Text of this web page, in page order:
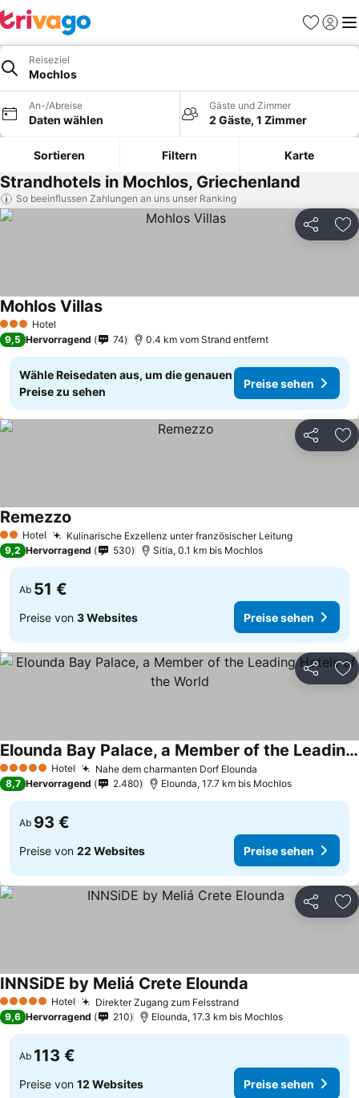
Favoriten
Reiseziel
Mochlos
An-/Abreise
Daten wählen
Gäste und Zimmer
2 Gäste, 1 Zimmer
Sortieren Filtern Karte
Strandhotels in Mochlos, Griechenland
So beeinflussen Zahlungen an uns unser Ranking
Teilen
3 SterneHotel
Mohlos Villas
9,5 Hervorragend 74 0.4 km vom Strand entfernt
Wähle Reisedaten aus, um die genauen
Preise zu sehen
Preise sehen
Teilen
2 Sterne
Hotel Kulinarische Exzellenz unter französischer Leitung
Remezzo
9,2 Hervorragend 530 Sitia, 0.1 km bis Mochlos
Ab 51 €
Preise von 3 Websites Preise sehen
Teilen
5 Sterne Hotel Nahe dem charmanten Dorf Elounda
Elounda Bay Palace, a Member of the Leading Hotels of the World
8,7 Hervorragend 2.480 Elounda, 17.7 km bis Mochlos
Ab 93 €
Preise von 22 Websites Preise sehen
Teilen
5 Sterne Hotel Direkter Zugang zum Felsstrand
INNSiDE by Meliá Crete Elounda
9,6 Hervorragend 210 Elounda, 17.3 km bis Mochlos
Ab 113 €
Preise von 12 Websites Preise sehen